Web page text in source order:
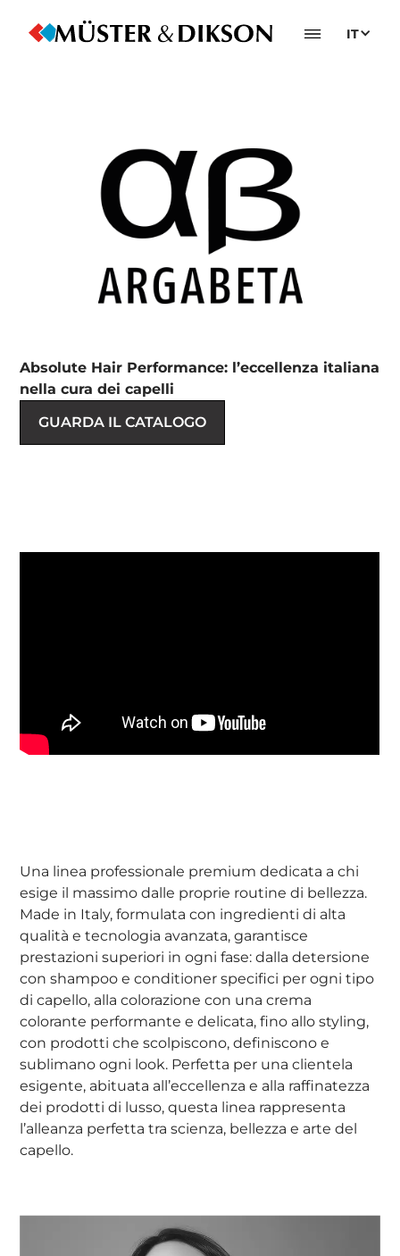
IT
Absolute Hair Performance: l’eccellenza italiana
nella cura dei capelli
GUARDA IL CATALOGO
Una linea professionale premium dedicata a chi
esige il massimo dalle proprie routine di bellezza.
Made in Italy, formulata con ingredienti di alta
qualità e tecnologia avanzata, garantisce
prestazioni superiori in ogni fase: dalla detersione
con shampoo e conditioner specifici per ogni tipo
di capello, alla colorazione con una crema
colorante performante e delicata, fino allo styling,
con prodotti che scolpiscono, definiscono e
sublimano ogni look. Perfetta per una clientela
esigente, abituata all’eccellenza e alla raffinatezza
dei prodotti di lusso, questa linea rappresenta
l’alleanza perfetta tra scienza, bellezza e arte del
capello.